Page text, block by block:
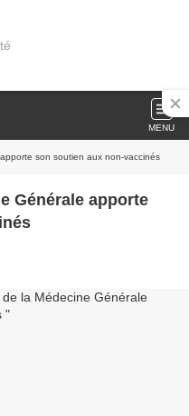
MENU
son soutien aux non-vaccinés
Générale apporte